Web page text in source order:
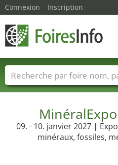
09. - 10. janvier 2027 |
minéraux, fossiles,
Connexion Inscription
Foire noms Pays